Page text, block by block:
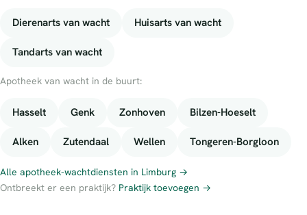
Dierenarts van wacht Huisarts van wacht
Tandarts van wacht
Apotheek van wacht in de buurt:
Hasselt Genk Zonhoven Bilzen-Hoeselt
Alken Zutendaal Wellen Tongeren-Borgloon
Alle apotheek-wachtdiensten in Limburg →
Ontbreekt er een praktijk? Praktijk toevoegen →